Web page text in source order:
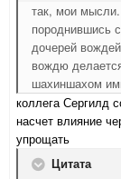
так, мои
породнившись
дочерей
вождю
шахиншахом
коллега Сергилд
насчет влияние
упрощать
Цитата